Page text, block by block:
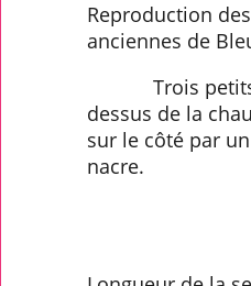
Reproduction
anciennes de
Trois petits
dessus de la
sur le côté par
nacre.